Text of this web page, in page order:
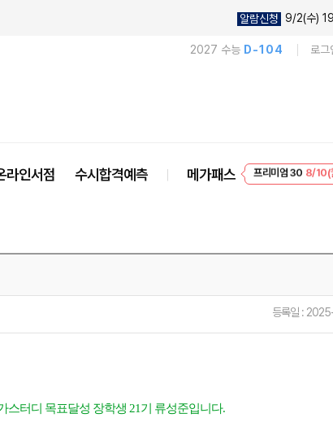
알람신청 9/2(수)
2027 수능 D-104 로그
라인서점 수시합격예측 메가패스
EVENT 8/10(월
등록일 :
스터디 목표달성 장학생 21기 류성준입니다.